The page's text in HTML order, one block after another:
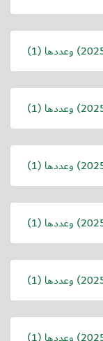
) وعددها (1)
) وعددها (1)
) وعددها (1)
) وعددها (1)
) وعددها (1)
) وعددها (1)